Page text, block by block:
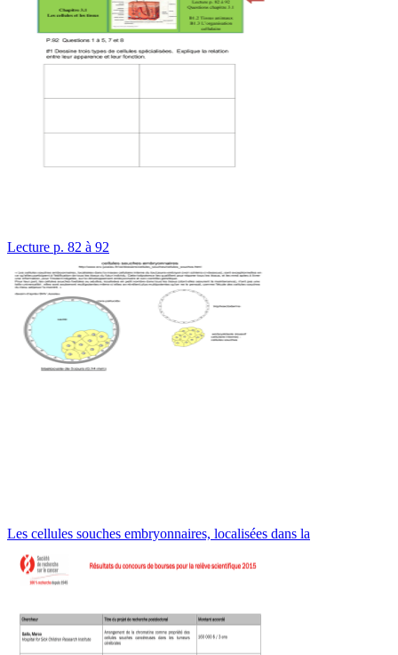
Lecture p. 82 à 92
Les cellules souches embryonnaires, localisées dans la